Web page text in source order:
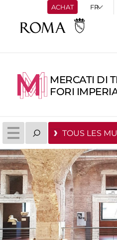
ACHAT
MERCATI DI
FORI
TOUS LES